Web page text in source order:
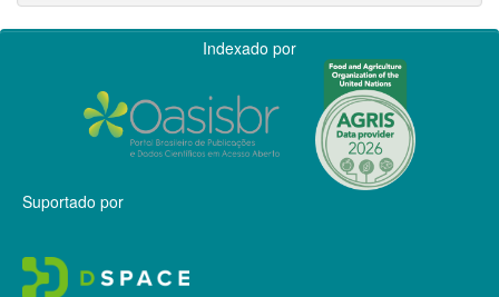
Indexado por
Suportado por